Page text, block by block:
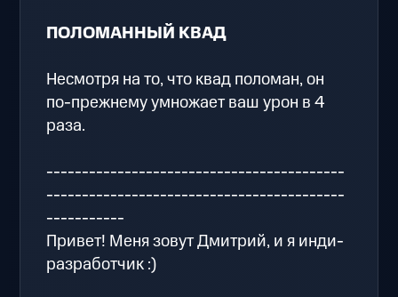
ПОЛОМАННЫЙ КВАД
Несмотря на то, что квад поломан, он
по-прежнему умножает ваш урон в 4
раза.
------------------------------------------
------------------------------------------
-----------
Привет! Меня зовут Дмитрий, и я инди-
разработчик :)